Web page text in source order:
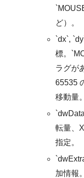
ど）。
`dx`,
標。
ラグが
65535
移動量。
転量、
指定。
加情報